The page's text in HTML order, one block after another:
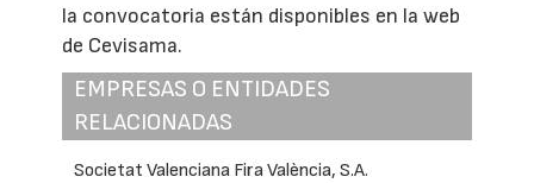
la convocatoria están disponibles en la web
de Cevisama.
EMPRESAS O ENTIDADES
RELACIONADAS
Societat Valenciana Fira València, S.A.